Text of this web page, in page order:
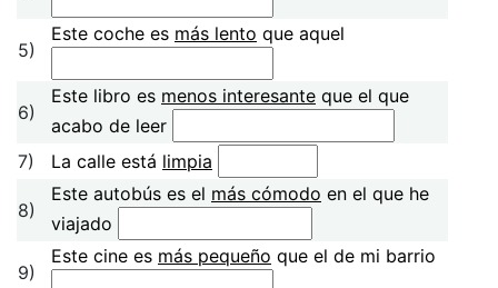
5)
Este coche es más lento que aquel
6)
Este libro es menos interesante que el que
acabo de leer
7)
La calle está limpia
8)
Este autobús es el más cómodo en el que he
viajado
9)
Este cine es más pequeño que el de mi barrio